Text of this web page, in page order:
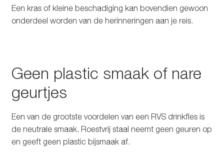
Een kras of kleine beschadiging kan bovendien gewoon
onderdeel worden van de herinneringen aan je reis.
Geen plastic smaak of nare
geurtjes
Een van de grootste voordelen van een RVS drinkfles is
de neutrale smaak. Roestvrij staal neemt geen geuren op
en geeft geen plastic bijsmaak af.